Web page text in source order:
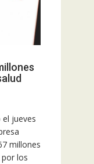
jueves
millones
los